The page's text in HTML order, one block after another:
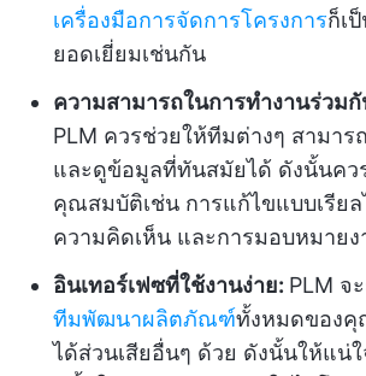
เครื่องมือการจัดการโครงการก็เ
ยอดเยี่ยมเช่นกัน
ความสามารถในการทำงานร่วมกั
PLM ควรช่วยให้ทีมต่างๆ สามาร
และดูข้อมูลที่ทันสมัยได้ ดังนั้นคว
คุณสมบัติเช่น การแก้ไขแบบเรีย
ความคิดเห็น และการมอบหมายง
อินเทอร์เฟซที่ใช้งานง่าย: PLM จ
ทีมพัฒนาผลิตภัณฑ์ทั้งหมดของคุ
ได้ส่วนเสียอื่นๆ ด้วย ดังนั้นให้แน่ใ